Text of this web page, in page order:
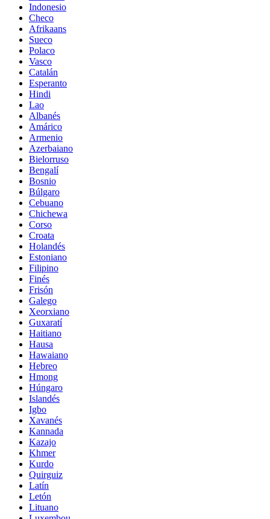
Indonesio
Checo
Afrikaans
Sueco
Polaco
Vasco
Catalán
Esperanto
Hindi
Lao
Albanés
Amárico
Armenio
Azerbaiano
Bielorruso
Bengalí
Bosnio
Búlgaro
Cebuano
Chichewa
Corso
Croata
Holandés
Estoniano
Filipino
Finés
Frisón
Galego
Xeorxiano
Guxaratí
Haitiano
Hausa
Hawaiano
Hebreo
Hmong
Húngaro
Islandés
Igbo
Xavanés
Kannada
Kazajo
Khmer
Kurdo
Quirguiz
Latín
Letón
Lituano